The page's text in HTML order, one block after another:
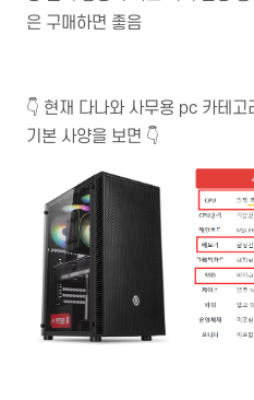
은 구매하면 좋음
👇 현재 다나와 사무용 pc 카테
기본 사양을 보면 👇